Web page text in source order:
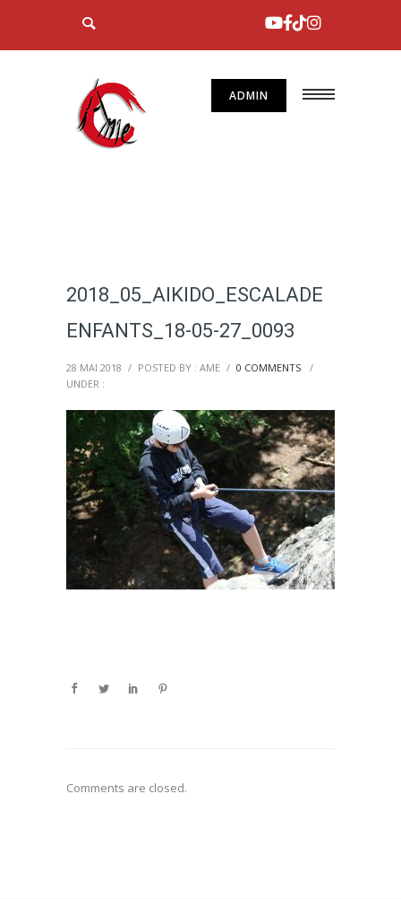
ADMIN
2018_05_AIKIDO_ESCALADE
ENFANTS_18-05-27_0093
28 MAI 2018 / POSTED BY : AME / 0 COMMENTS
/
UNDER :
Comments are closed.